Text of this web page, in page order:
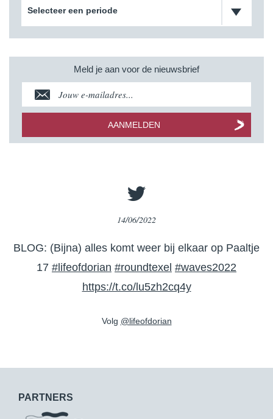
Selecteer een periode
Meld je aan voor de nieuwsbrief
14/06/2022
BLOG: (Bijna) alles komt weer bij elkaar op Paaltje
17 #lifeofdorian #roundtexel #waves2022
https://t.co/lu5zh2cq4y
Volg @lifeofdorian
PARTNERS